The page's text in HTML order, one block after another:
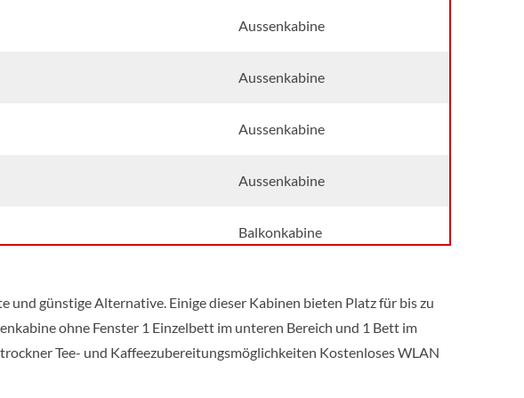
Aussenkabine
Aussenkabine
Aussenkabine
Aussenkabine
Balkonkabine
Suite
und günstige Alternative. Einige dieser Kabinen bieten Platz für bis zu
ohne Fenster 1 Einzelbett im unteren Bereich und 1 Bett im
Tee- und Kaffeezubereitungsmöglichkeiten Kostenloses WLAN